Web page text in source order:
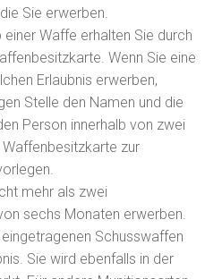
Sie erwerben.
einer Waffe erhalten Sie durch
Wenn Sie eine
Erlaubnis erwerben,
Stelle den Namen und die
Person innerhalb von zwei
zur
mehr als zwei
sechs Monaten erwerben.
Schusswaffen
Sie wird ebenfalls in der